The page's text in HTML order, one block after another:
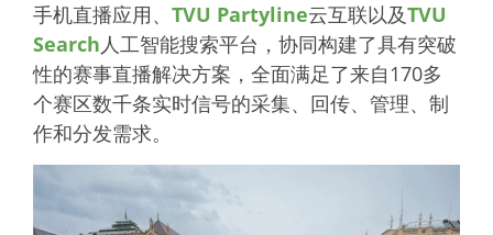
手机直播应用、 TVU Partyline云互联以及TVU
Search人工智能搜索平台，协同构建了具有突破
性的赛事直播解决方案，全面满足了来自170多
个赛区数千条实时信号的采集、回传、管理、制
作和分发需求。